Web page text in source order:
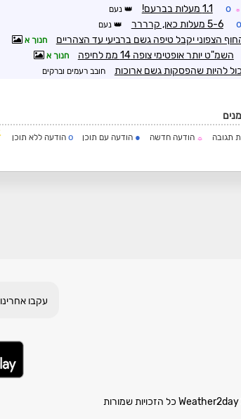
☼
o 1.1 מעלות בברעם! נעם
o 5-6 מעלות כאן, קרררר נעם
הצפוני יקבל טיפה גשם ברביעי עד הצהריים חנוך א
השמ"ט יותר אופטימי צופה 14 ממ לחיפה חנוך א
להיות שהפסקות גשם ארוכות חובב רעמים וברקים
תגובה ☼ הודעה חדשה ● הודעה עם תוכן o הודעה ללא תוכן
עקבו אחרינו